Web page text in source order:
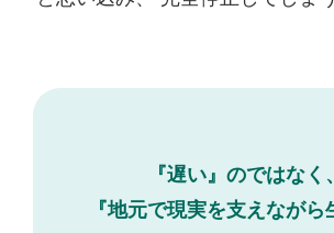
『遅い』のではなく、
『地元で現実を支えながら